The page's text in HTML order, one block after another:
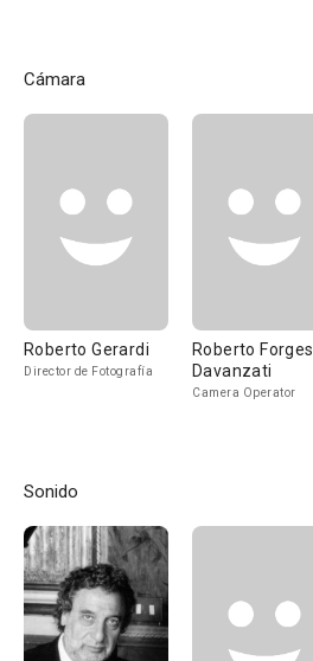
Cámara
Roberto Gerardi
Director de Fotografía
Roberto Forges
Davanzati
Camera Operator
Sonido